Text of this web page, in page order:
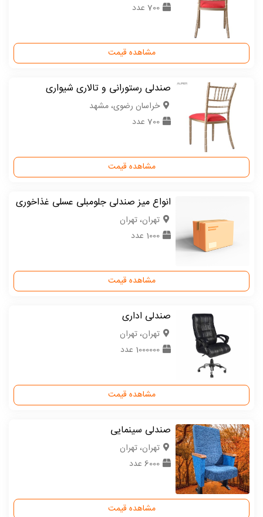
700 عدد
مشاهده قیمت
صندلی رستورانی و تالاری شیواری
خراسان رضوی، مشهد
700 عدد
مشاهده قیمت
انواع میز صندلی جلومبلی عسلی غذاخوری
تهران، تهران
1000 عدد
مشاهده قیمت
صندلی اداری
تهران، تهران
1000000 عدد
مشاهده قیمت
صندلی سینمایی
تهران، تهران
6000 عدد
مشاهده قیمت